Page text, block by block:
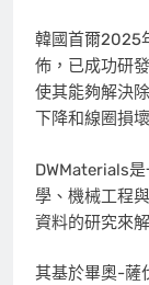
韓國首爾2025
佈，已成功研
使其能夠解決
下降和線圈損
DWMaterials
學、機械工程
資料的研究來
其基於畢奧-薩